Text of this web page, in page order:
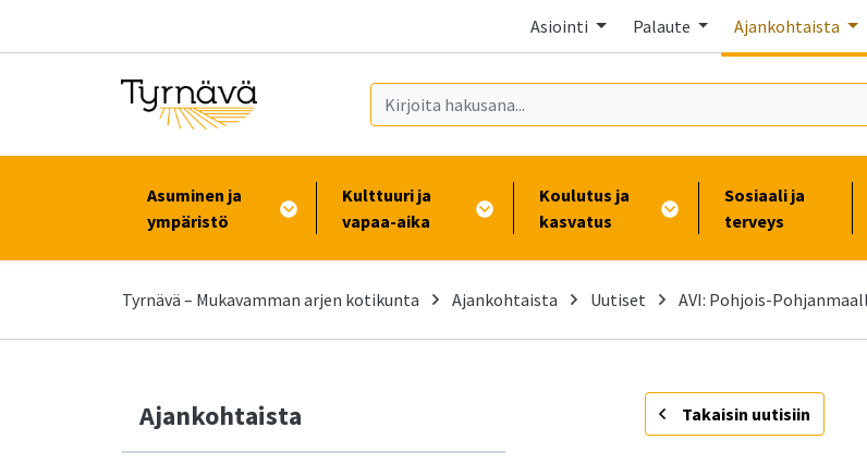
Asiointi Palaute Ajankohtaista
Asuminen ja
ympäristö
Kulttuuri ja
vapaa-aika
Koulutus ja
kasvatus
Sosiaali ja
terveys
Tyrnävä – Mukavamman arjen kotikunta Ajankohtaista Uutiset AVI: Pohjois-
Ajankohtaista - Takaisin uutisiin